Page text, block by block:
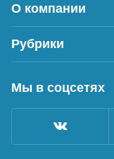
О компании
Рубрики
Мы в соцсетях